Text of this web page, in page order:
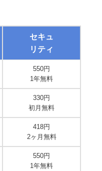
セキュ
リティ
550円
1年無料
330円
初月無料
418円
2ヶ月無料
550円
1年無料